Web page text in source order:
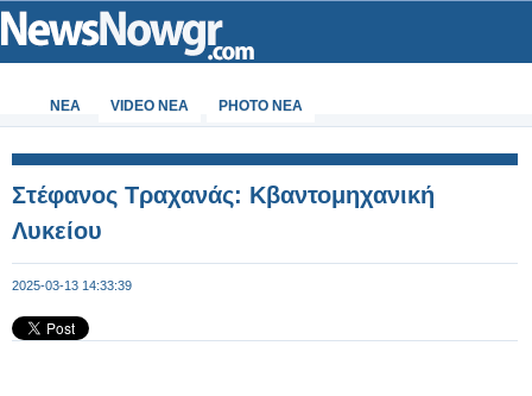
ΝΕΑ VIDEO NEA PHOTO NEA
Στέφανος Τραχανάς: Κβαντομηχανική
Λυκείου
2025-03-13 14:33:39